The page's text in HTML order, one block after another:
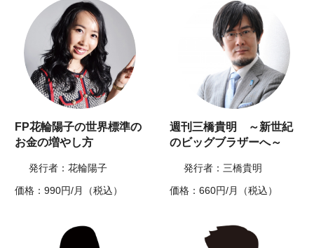
FP花輪陽子の世界標準の
お金の増やし方
発行者：花輪陽子
価格：990円/月（税込）
週刊三橋貴明 ～新世紀
のビッグブラザーへ～
発行者：三橋貴明
価格：660円/月（税込）